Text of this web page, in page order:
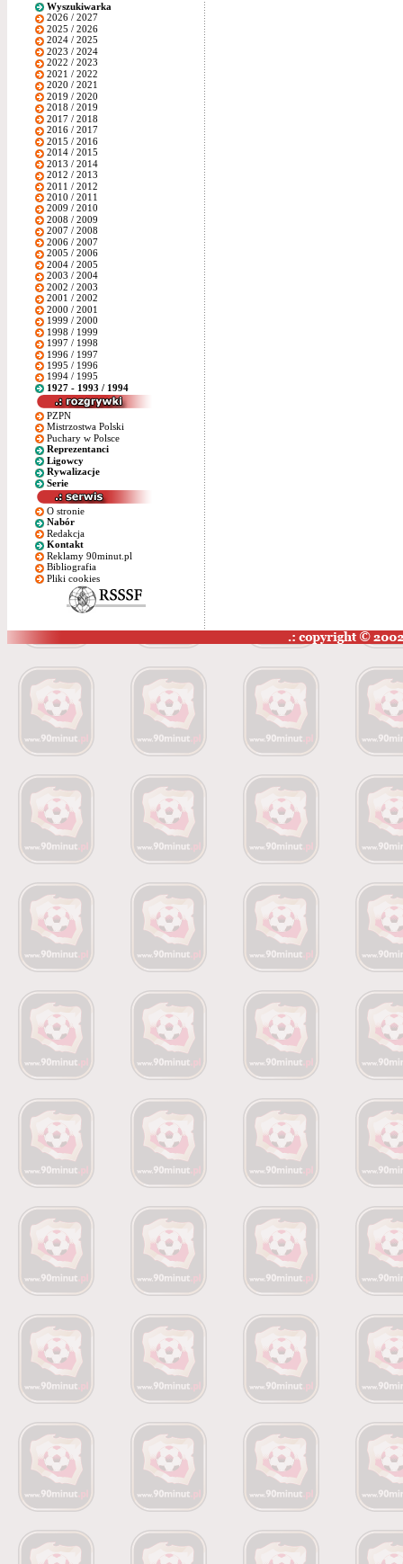
Wyszukiwarka
2026 / 2027
2025 / 2026
2024 / 2025
2023 / 2024
2022 / 2023
2021 / 2022
2020 / 2021
2019 / 2020
2018 / 2019
2017 / 2018
2016 / 2017
2015 / 2016
2014 / 2015
2013 / 2014
2012 / 2013
2011 / 2012
2010 / 2011
2009 / 2010
2008 / 2009
2007 / 2008
2006 / 2007
2005 / 2006
2004 / 2005
2003 / 2004
2002 / 2003
2001 / 2002
2000 / 2001
1999 / 2000
1998 / 1999
1997 / 1998
1996 / 1997
1995 / 1996
1994 / 1995
1927 - 1993 / 1994
PZPN
Mistrzostwa Polski
Puchary w Polsce
Reprezentanci
Ligowcy
Rywalizacje
Serie
O stronie
Nabór
Redakcja
Kontakt
Reklamy 90minut.pl
Bibliografia
Pliki cookies